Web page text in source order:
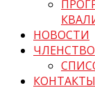
НОВОСТИ
ЧЛЕНСТВО
КОНТАКТЫ